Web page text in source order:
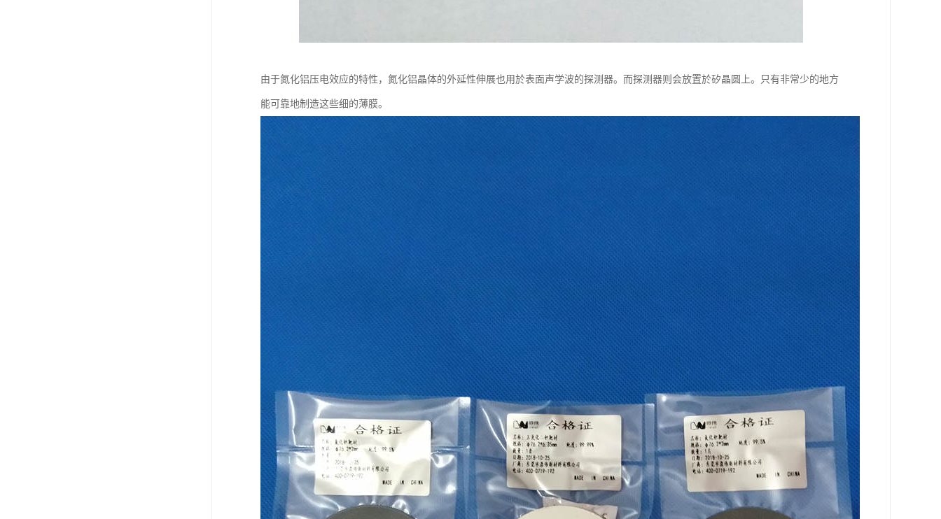
由于氮化铝压电效应的特性，氮化铝晶体的外延性伸展也用於表面声学波的探测器。而探测器则会放置於矽晶圆上。只有非常少的地方
能可靠地制造这些细的薄膜。